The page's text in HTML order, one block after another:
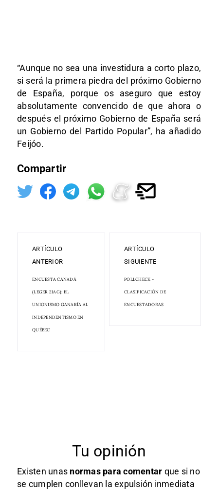
“Aunque no sea una investidura a corto plazo,
si será la primera piedra del próximo Gobierno
de España, porque os aseguro que estoy
absolutamente convencido de que ahora o
después el próximo Gobierno de España será
un Gobierno del Partido Popular”, ha añadido
Feijóo.
Compartir
ARTÍCULO
ANTERIOR
ENCUESTA CANADÁ
(LEGER 21AG): EL
UNIONISMO GANARÍA AL
INDEPENDENTISMO EN
QUÉBEC
ARTÍCULO
SIGUIENTE
POLLCHECK -
CLASIFICACIÓN DE
ENCUESTADORAS
Tu opinión
Existen unas normas para comentar que si no
se cumplen conllevan la expulsión inmediata